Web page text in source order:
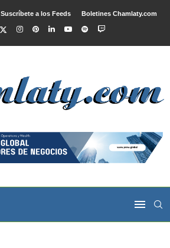
Suscríbete a los Feeds Boletines Chamlaty.com